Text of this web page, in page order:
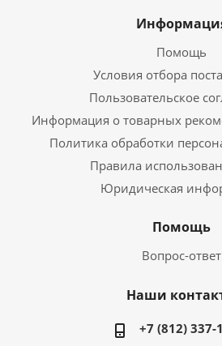
Помощь
Условия отбора
Пользовательское
Информация о товарных
Политика обработки
Правила
Юридическая
Помощь
Вопрос-ответ
Наши
+7 (812) 337-